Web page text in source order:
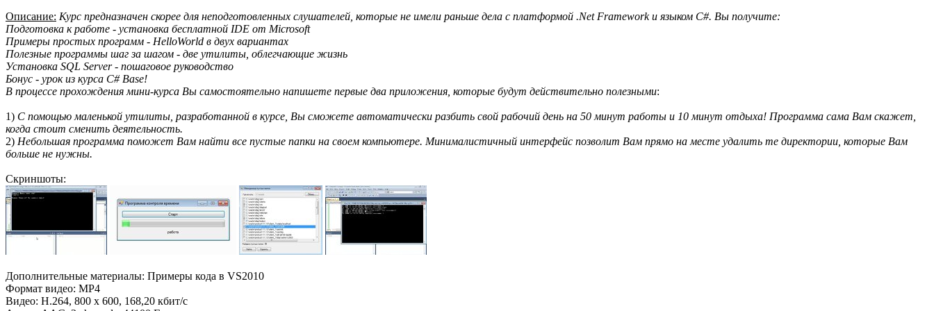
Описание: Курс предназначен скорее для неподготовленных слушателей, которые не имели раньше дела с платформой .Net Framework и языком C#. Вы получите:
Подготовка к работе - установка бесплатной IDE от Microsoft
Примеры простых программ - HelloWorld в двух вариантах
Полезные программы шаг за шагом - две утилиты, облегчающие жизнь
Установка SQL Server - пошаговое руководство
Бонус - урок из курса C# Base!
В процессе прохождения мини-курса Вы самостоятельно напишете первые два приложения, которые будут действительно полезными:
1) С помощью маленькой утилиты, разработанной в курсе, Вы сможете автоматически разбить свой рабочий день на 50 минут работы и 10 минут отдыха! Программа сама Вам скажет,
когда стоит сменить деятельность.
2) Небольшая программа поможет Вам найти все пустые папки на своем компьютере. Минималистичный интерфейс позволит Вам прямо на месте удалить те директории, которые Вам
больше не нужны.
Скриншоты:
Дополнительные материалы: Примеры кода в VS2010
Формат видео: MP4
Видео: H.264, 800 x 600, 168,20 кбит/с